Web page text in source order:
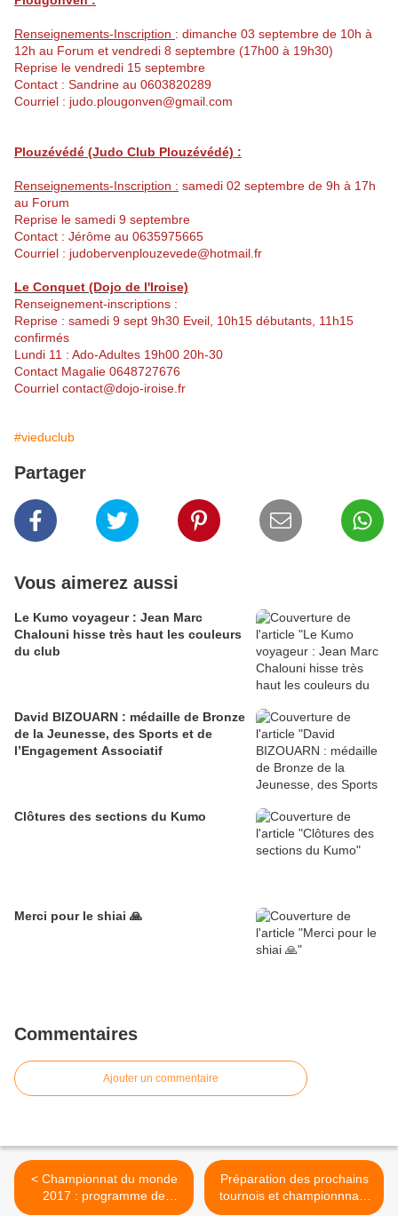
Renseignements-Inscription : dimanche 03 septembre de 10h à
12h au Forum et vendredi 8 septembre (17h00 à 19h30)
Reprise le vendredi 15 septembre
Contact : Sandrine au 0603820289
Courriel : judo.plougonven@gmail.com
Plouzévédé (Judo Club Plouzévédé) :
Renseignements-Inscription : samedi 02 septembre de 9h à 17h
au Forum
Reprise le samedi 9 septembre
Contact : Jérôme au 0635975665
Courriel : judobervenplouzevede@hotmail.fr
Le Conquet (Dojo de l'Iroise)
Renseignement-inscriptions :
Reprise : samedi 9 sept 9h30 Eveil, 10h15 débutants, 11h15
confirmés
Lundi 11 : Ado-Adultes 19h00 20h-30
Contact Magalie 0648727676
Courriel contact@dojo-iroise.fr
#vieduclub
Partager
Vous aimerez aussi
Le Kumo voyageur : Jean Marc
Chalouni hisse très haut les couleurs
du club
David BIZOUARN : médaille de Bronze
de la Jeunesse, des Sports et de
l’Engagement Associatif
Clôtures des sections du Kumo
Merci pour le shiai 🙏
Commentaires
Ajouter un commentaire
< Championnat du monde
2017 : programme de
l'Equipe 21 et
Préparation des prochains
tournois et championnnats
>